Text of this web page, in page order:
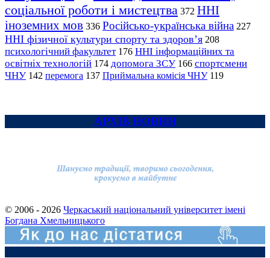
соціальної роботи і мистецтва 372 ННІ
іноземних мов 336 Російсько-українська війна 227
ННІ фізичної культури спорту та здоров’я 208
психологічний факультет 176 ННІ інформаційних та
освітніх технологій 174 допомога ЗСУ 166 спортсмени
ЧНУ 142 перемога 137 Приймальна комісія ЧНУ 119
АРХІВ НОВИН
© 2006 - 2026 Черкаський національний університет імені
Богдана Хмельницького